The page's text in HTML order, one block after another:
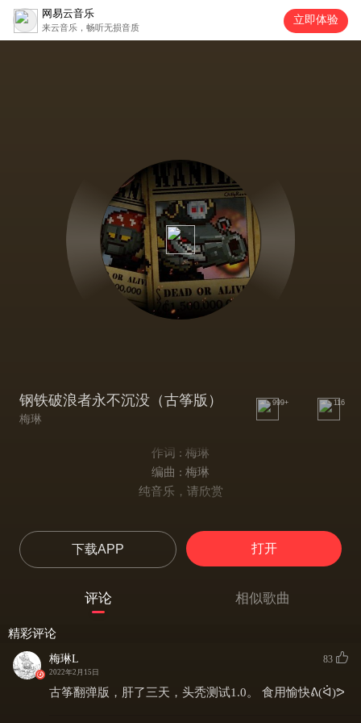
网易云音乐
来云音乐，畅听无损音质
立即体验
钢铁破浪者永不沉没（古筝版）
梅琳
999+ 116
作词 : 梅琳
编曲 : 梅琳
纯音乐，请欣赏
下载APP 打开
评论 相似歌曲
精彩评论
梅琳L
2022年2月15日
83
古筝翻弹版，肝了三天，头秃测试1.0。 食用愉快ᕕ(ᐛ)ᕗ